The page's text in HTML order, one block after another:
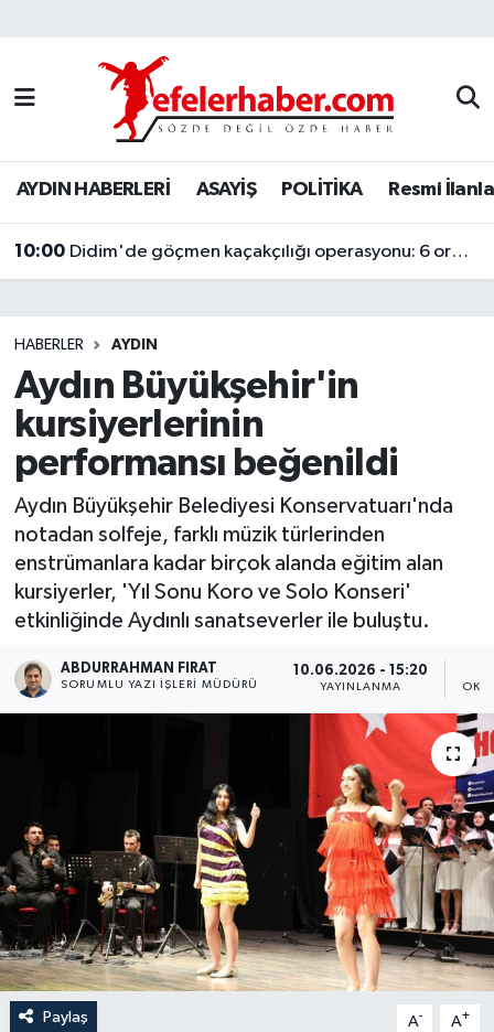
AYDIN HABERLERİ ASAYİŞ POLİTİKA Resmi
10:00 Didim'de göçmen kaçakçılığı operasyonu: 6 organizatör tutuklandı
HABERLER AYDIN
Aydın Büyükşehir'in
kursiyerlerinin
performansı beğenildi
Aydın Büyükşehir Belediyesi Konservatuarı'nda
notadan solfeje, farklı müzik türlerinden
enstrümanlara kadar birçok alanda eğitim alan
kursiyerler, 'Yıl Sonu Koro ve Solo Konseri'
etkinliğinde Aydınlı sanatseverler ile buluştu.
ABDURRAHMAN FIRAT
SORUMLU YAZI İŞLERI MÜDÜRÜ
10.06.2026 - 15:20
YAYINLANMA
Paylaş A- A+
Nöbetçi Eczaneler
Hava Durumu
Aydin Namaz Vakitleri
Trafik Durumu
Son Dakika Haberleri
Haber Arşivi